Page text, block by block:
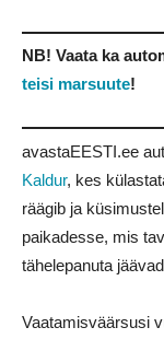
NB! Vaata ka
teisi marsuute!
avastaEESTI.ee
Kaldur, kes
räägib ja
paikadesse, mis
tähelepanuta
Vaatamisväärsusi